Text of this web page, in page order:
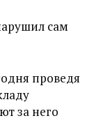
сам
проведя
за него